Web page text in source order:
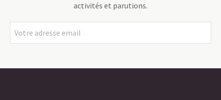
activités et parutions.